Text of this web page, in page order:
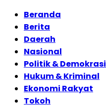
Beranda
Berita
Daerah
Nasional
Politik & Demokrasi
Hukum & Kriminal
Ekonomi Rakyat
Tokoh